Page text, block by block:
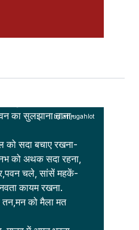
का सुलझाना ताना-
को सदा बचाए रखना-
को अथक सदा रहना,
चले, सांसें महकें-
कायम रखना.
को मैला मत
by anjugahlot